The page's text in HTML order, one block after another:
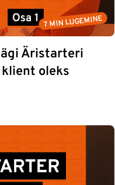
7 MIN LUGEMINE
Äristarteri
oleks